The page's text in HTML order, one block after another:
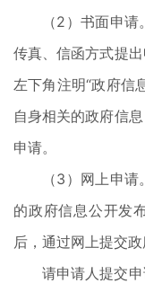
（2）书面申
传真、信函方式提
左下角注明“政府信
自身相关的政府信
申请。
（3）网上申
的政府信息公开发
后，通过网上提交政
请申请人提交